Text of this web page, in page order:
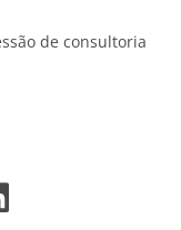
de consultoria